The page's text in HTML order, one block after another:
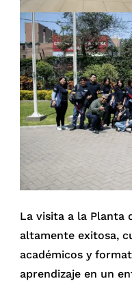
La visita a la Planta
altamente exitosa,
académicos y
aprendizaje en un